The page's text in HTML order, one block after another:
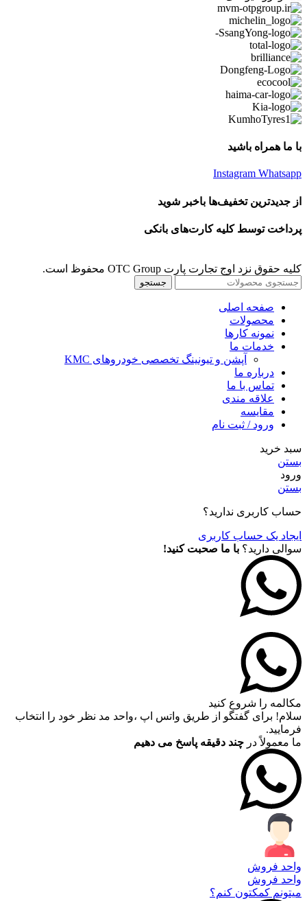
با ما همراه باشید
Instagram Whatsapp
از جدیدترین تخفیف‌ها باخبر شوید
پرداخت توسط کلیه کارت‌های بانکی
کلیه حقوق نزد اوج تجارت پارت OTC Group محفوظ است.
جستجو
صفحه اصلی
محصولات
نمونه کارها
خدمات ما
آپشن و تیونینگ تخصصی خودروهای KMC
درباره ما
تماس با ما
علاقه مندی
مقايسه
ورود / ثبت نام
سبد خرید
بستن
ورود
بستن
حساب کاربری ندارید؟
ایجاد یک حساب کاربری
سوالی دارید؟ با ما صحبت کنید!
مکالمه را شروع کنید
سلام! برای گفتگو از طریق واتس اپ ،واحد مد نظر خود را انتخاب
فرمایید.
ما معمولاً در چند دقیقه پاسخ می دهیم
واحد فروش
واحد فروش
میتونم کمکتون کنم؟